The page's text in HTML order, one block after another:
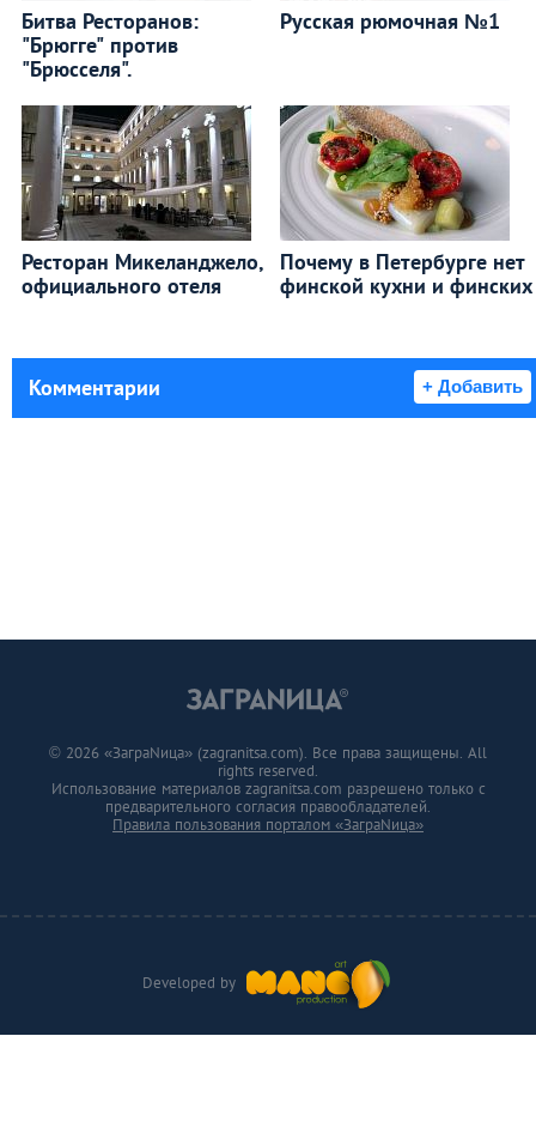
Битва Ресторанов:
"Брюгге" против
"Брюсселя".
Русская рюмочная №1
Ресторан Микеланджело,
официального отеля
Почему в Петербурге нет
финской кухни и финских
Комментарии + Добавить
Developed by
© 2026 «ЗаграNица» (zagranitsa.com). Все права защищены. All
rights reserved.
Использование материалов zagranitsa.com разрешено только с
предварительного согласия правообладателей.
Правила пользования порталом «ЗаграNица»